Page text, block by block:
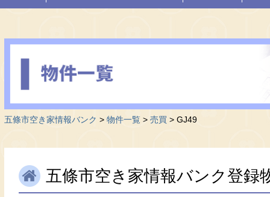
五條市空き家情報バンク > 物件一覧 > 売買 > GJ49
五條市空き家情報バンク登録